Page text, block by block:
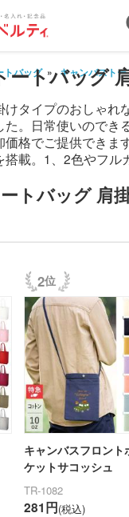
トバッグ キャンバスト
ートバッグ
タイプのおしゃれ
た。日常使いのでき
価格でご提供できま
搭載。1、2色やフル
トバッグ 肩
2
キャンバスフロント
ケットサコッシュ
TR-1082
281円(税込)